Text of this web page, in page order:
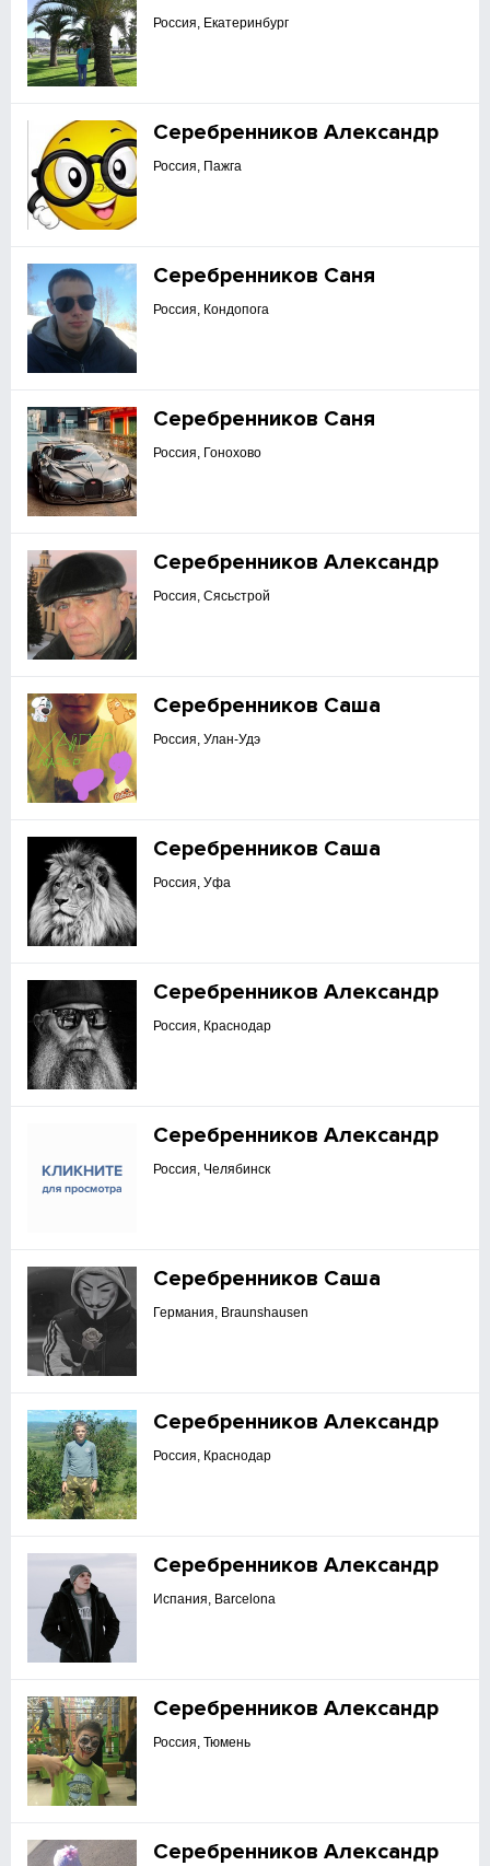
Россия, Екатеринбург
Серебренников Александр
Россия, Пажга
Серебренников Саня
Россия, Кондопога
Серебренников Саня
Россия, Гонохово
Серебренников Александр
Россия, Сясьстрой
Серебренников Саша
Россия, Улан-Удэ
Серебренников Саша
Россия, Уфа
Серебренников Александр
Россия, Краснодар
Серебренников Александр
Россия, Челябинск
Серебренников Саша
Германия, Braunshausen
Серебренников Александр
Россия, Краснодар
Серебренников Александр
Испания, Barcelona
Серебренников Александр
Россия, Тюмень
Серебренников Александр